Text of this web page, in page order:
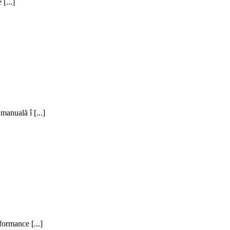
[...]
î [...]
[...]